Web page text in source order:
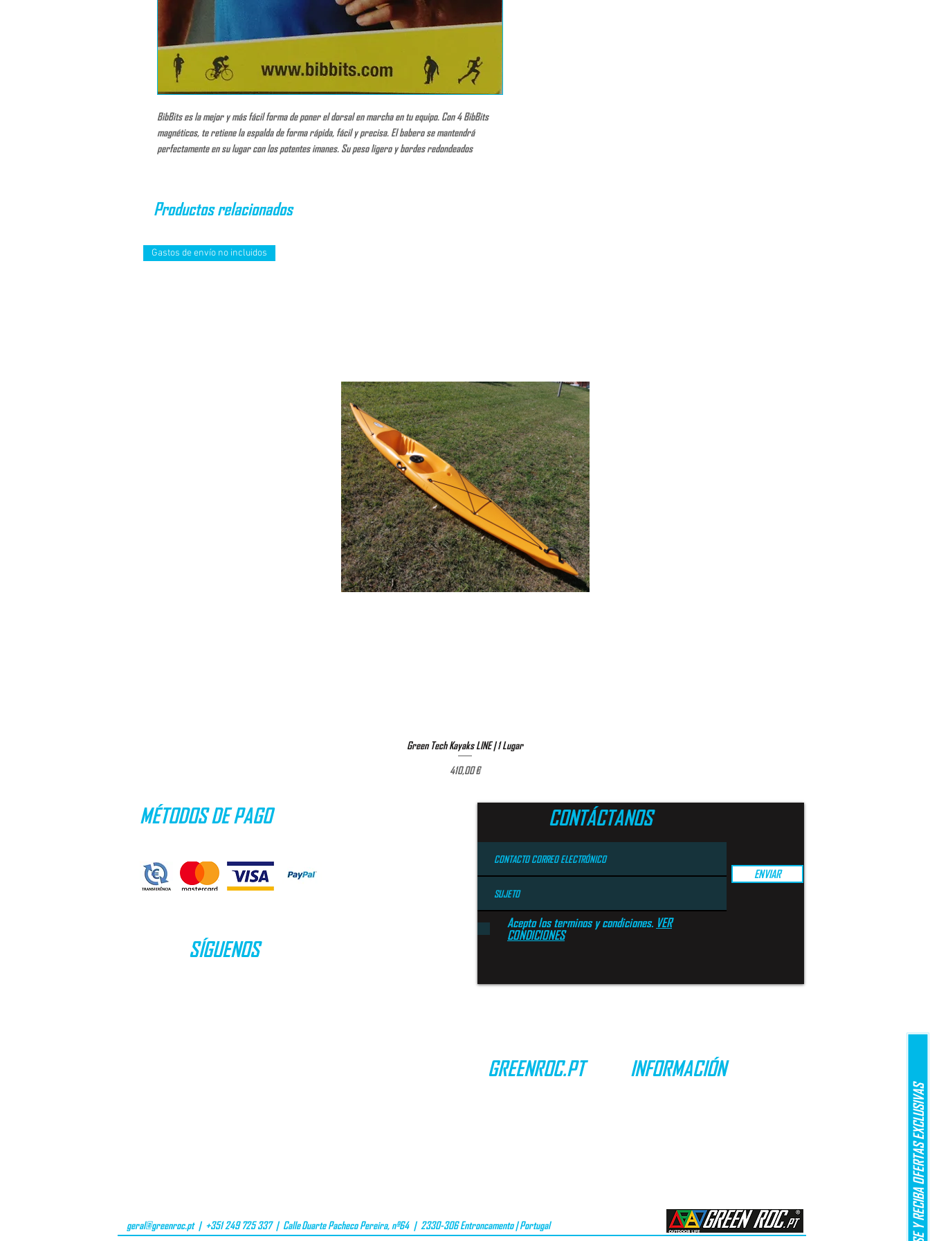
BibBits es la mejor y más fácil forma de poner el dorsal en marcha en tu equipo. Con 4 BibBits
magnéticos, te retiene la espalda de forma rápida, fácil y precisa. El babero se mantendrá
perfectamente en su lugar con los potentes imanes. Su peso ligero y bordes redondeados
Productos relacionados
Vista rápida
Gastos de envío no incluidos
Green Tech Kayaks LINE | 1 Lugar
Precio
410,00 €
REGÍSTRESE Y RECIBA OFERTAS EXCLUSIVAS
MÉTODOS DE PAGO
SÍGUENOS
CONTÁCTANOS
ENVIAR
Acepto los terminos y condiciones. VER
CONDICIONES
GREENROC.PT INFORMACIÓN
geral@greenroc.pt| +351 249 725 337 | Calle Duarte Pacheco Pereira, nº64 | 2330-306 Entroncamento | Portugal